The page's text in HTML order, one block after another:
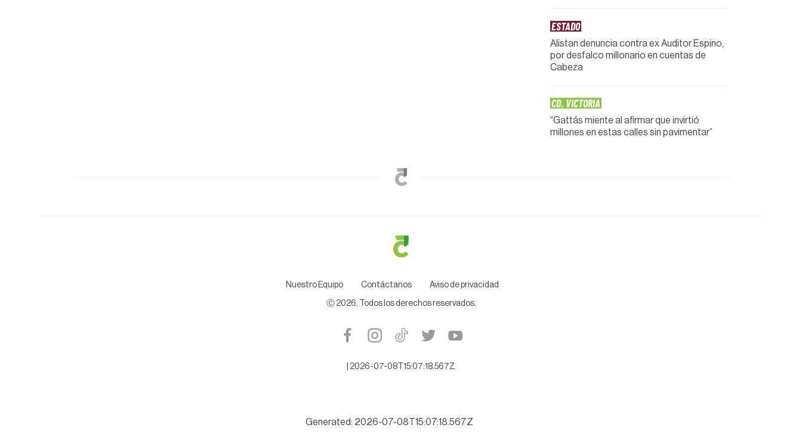
ESTADO
Alistan denuncia contra ex Auditor Espino,
por desfalco millonario en cuentas de
Cabeza
CD. VICTORIA
“Gattás miente al afirmar que invirtió
millones en estas calles sin pavimentar”
Nuestro Equipo Contáctanos Aviso de privacidad
Ⓒ 2026 . Todos los derechos reservados.
2026-07-08T15:07:18.567Z
Generated: 2026-07-08T15:07:18.567Z